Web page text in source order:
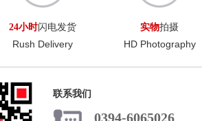
24小时闪电发货
Rush Delivery
实物拍摄
HD Photography
联系我们
0394-6065026